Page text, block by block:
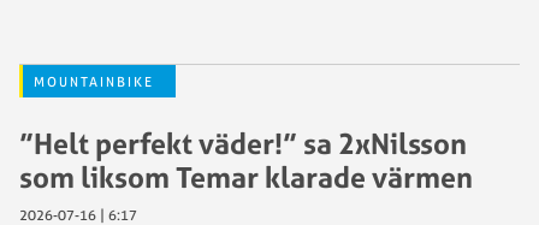
MOUNTAINBIKE
”Helt perfekt väder!” sa 2xNilsson
som liksom Temar klarade värmen
2026-07-16 | 6:17